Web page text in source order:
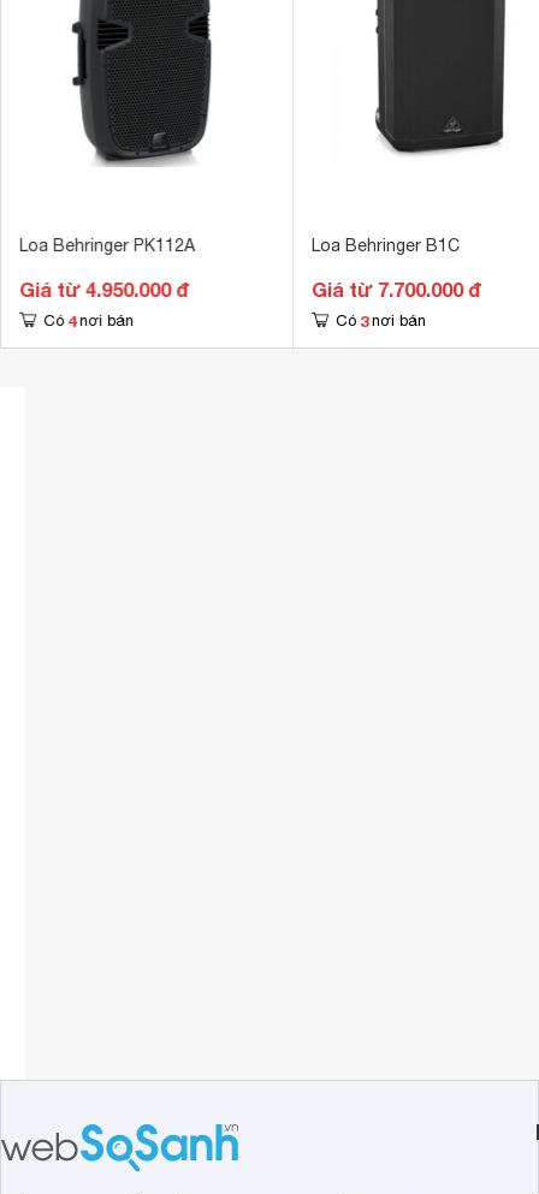
Loa Behringer PK112A
Giá từ 4.950.000 đ
Có 4 nơi bán
Loa Behringer B1C
Giá từ 7.700.000 đ
Có 3 nơi bán